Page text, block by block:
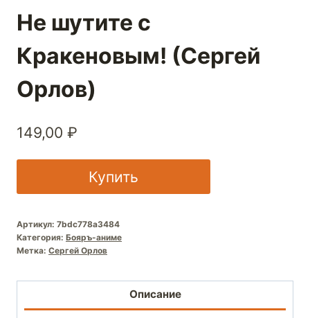
Не шутите с
Кракеновым! (Сергей
Орлов)
149,00 ₽
Купить
Артикул: 7bdc778a3484
Категория: Бояръ-аниме
Метка: Сергей Орлов
Описание